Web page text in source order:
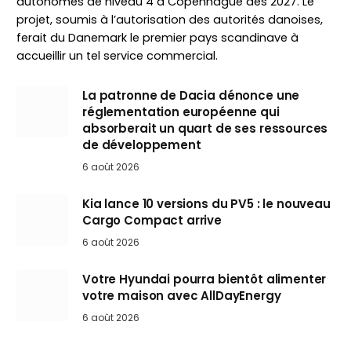
projet, soumis à l’autorisation des autorités danoises,
ferait du Danemark le premier pays scandinave à
accueillir un tel service commercial.
La patronne de Dacia dénonce une
réglementation européenne qui
absorberait un quart de ses ressources
de développement
6 août 2026
Kia lance 10 versions du PV5 : le nouveau
Cargo Compact arrive
6 août 2026
Votre Hyundai pourra bientôt alimenter
votre maison avec AllDayEnergy
6 août 2026